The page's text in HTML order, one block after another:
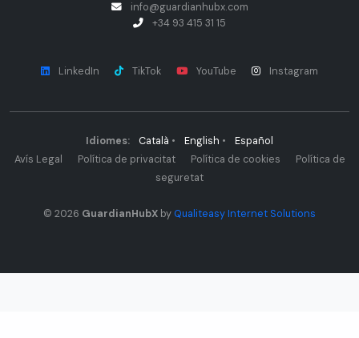
info@guardianhubx.com
+34 93 415 31 15
LinkedIn TikTok YouTube Instagram
Idiomes: Català • English •
Español
Avís Legal
Política de privacitat Política de cookies
Política de
seguretat
© 2026 GuardianHubX by Qualiteasy Internet Solutions